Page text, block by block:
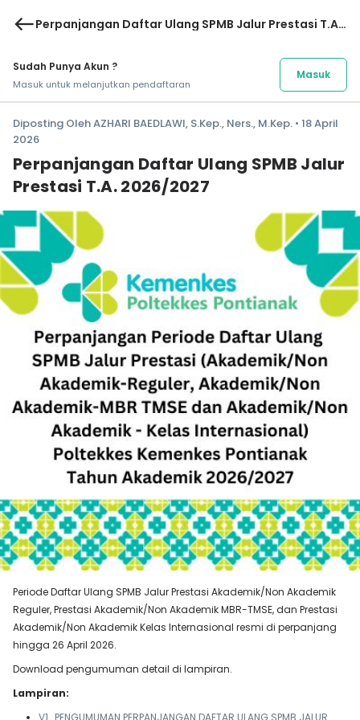
westPerpanjangan Daftar Ulang SPMB Jalur Prestasi T.A.
Sudah Punya Akun ?
Masuk untuk melanjutkan pendaftaran
Masuk
Diposting Oleh AZHARI BAEDLAWI, S.Kep., Ners., M.Kep. • 18 April
2026
Perpanjangan Daftar Ulang SPMB Jalur
Prestasi T.A. 2026/2027
Periode Daftar Ulang SPMB Jalur Prestasi Akademik/Non Akademik
Reguler, Prestasi Akademik/Non Akademik MBR-TMSE, dan Prestasi
Akademik/Non Akademik Kelas Internasional resmi di perpanjang
hingga 26 April 2026.
Download pengumuman detail di lampiran.
Lampiran:
V1_PENGUMUMAN PERPANJANGAN DAFTAR ULANG SPMB JALUR